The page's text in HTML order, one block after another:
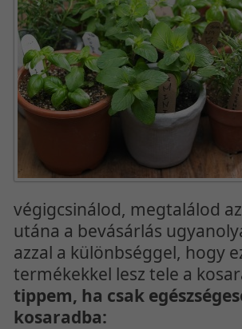
végigcsinálod, megtalálod
utána a bevásárlás
azzal a különbséggel, hogy
termékekkel lesz tele a
tippem, ha csak
kosaradba: